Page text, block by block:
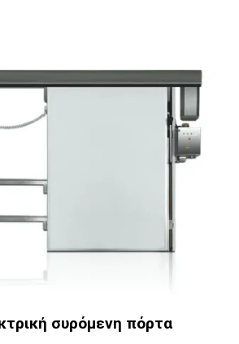
συρόμενη πόρτα